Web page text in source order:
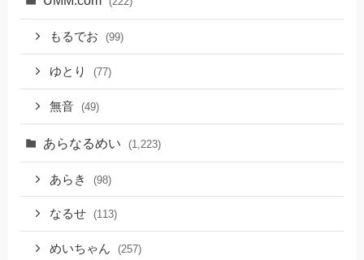
もるでお (99)
ゆとり (77)
無音 (49)
あらなるめい (1,223)
あらき (98)
なるせ (113)
めいちゃん (257)